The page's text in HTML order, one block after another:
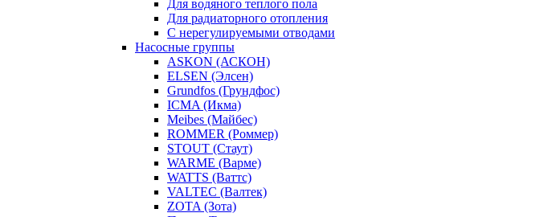
Для водяного теплого пола
Для радиаторного отопления
С нерегулируемыми отводами
Насосные группы
ASKON (АСКОН)
ELSEN (Элсен)
Grundfos (Грундфос)
ICMA (Икма)
Meibes (Майбес)
ROMMER (Роммер)
STOUT (Стаут)
WARME (Варме)
WATTS (Ваттс)
VALTEC (Валтек)
ZOTA (Зота)